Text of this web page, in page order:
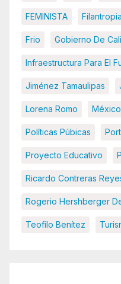
FEMINISTA Filantropia
Frio Gobierno De
Infraestructura Para El
Jiménez Tamaulipas
Lorena Romo México
Políticas Púbicas
Proyecto Educativo
Ricardo Contreras
Rogerio Hershberger
Teofilo Benítez